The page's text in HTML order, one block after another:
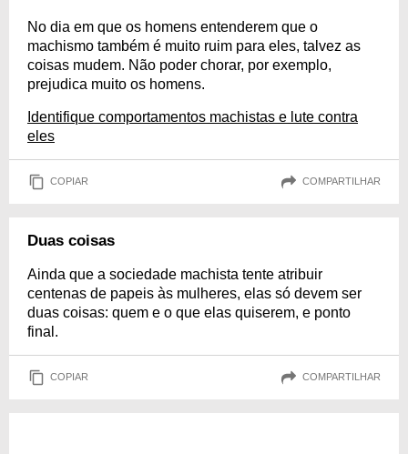
No dia em que os homens entenderem que o
machismo também é muito ruim para eles, talvez as
coisas mudem. Não poder chorar, por exemplo,
prejudica muito os homens.
Identifique comportamentos machistas e lute contra
eles
COPIAR COMPARTILHAR
Duas coisas
Ainda que a sociedade machista tente atribuir
centenas de papeis às mulheres, elas só devem ser
duas coisas: quem e o que elas quiserem, e ponto
final.
COPIAR COMPARTILHAR